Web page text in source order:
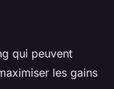
qui peuvent
les gains